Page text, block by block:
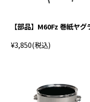
【部品】M60Fz 巻紙ヤグ
¥3,850(税込)